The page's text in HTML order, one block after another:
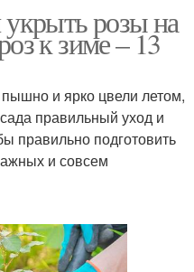
укрыть розы на
к зиме – 13
и ярко цвели летом,
правильный уход и
правильно подготовить
и совсем